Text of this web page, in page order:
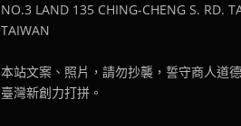
NO.3 LAND 135 CHING-CHENG S. RD.
TAIWAN
本站文案、照片，請勿抄襲，誓守商人道
臺灣新創力打拼。